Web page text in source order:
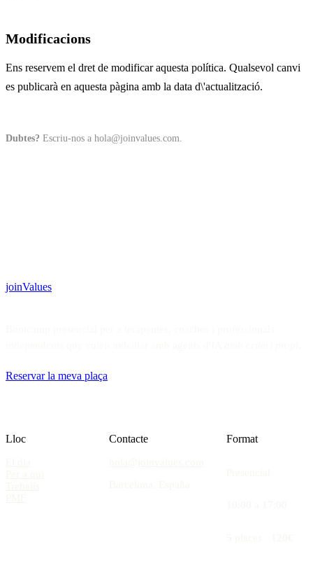
Modificacions
Ens reservem el dret de modificar aquesta política. Qualsevol canvi
es publicarà en aquesta pàgina amb la data d\'actualització.
Dubtes? Escriu-nos a hola@joinvalues.com.
joinValues
Reservar la meva plaça
Lloc Contacte Format